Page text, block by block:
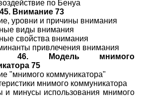
по Бенуа
Внимание 73
уровни и причины внимания
виды внимания
свойства внимания
привлечения внимания
46. Модель мнимого
75
"мнимого коммуникатора"
мнимого коммуникатора
и минусы использования мнимого